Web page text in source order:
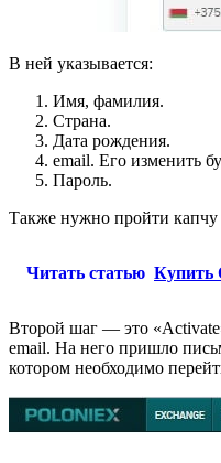
В ней указывается:
Имя, фамилия.
Страна.
Дата рождения.
email. Его изменить
Пароль.
Также нужно пройти капчу
Читать статью Купить
Второй шаг — это
email. На него пришло
котором необходимо